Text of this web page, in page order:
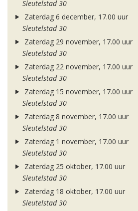
Sleutelstad 30
Zaterdag 6 december, 17.00 uur
Sleutelstad 30
Zaterdag 29 november, 17.00 uur
Sleutelstad 30
Zaterdag 22 november, 17.00 uur
Sleutelstad 30
Zaterdag 15 november, 17.00 uur
Sleutelstad 30
Zaterdag 8 november, 17.00 uur
Sleutelstad 30
Zaterdag 1 november, 17.00 uur
Sleutelstad 30
Zaterdag 25 oktober, 17.00 uur
Sleutelstad 30
Zaterdag 18 oktober, 17.00 uur
Sleutelstad 30